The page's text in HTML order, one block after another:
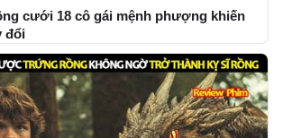
cưới 18 cô gái mệnh phượng khiến
đổi